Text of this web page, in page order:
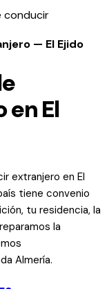
conducir
— El Ejido
en El
extranjero en El
tiene convenio
tu residencia, la
la
Almería.